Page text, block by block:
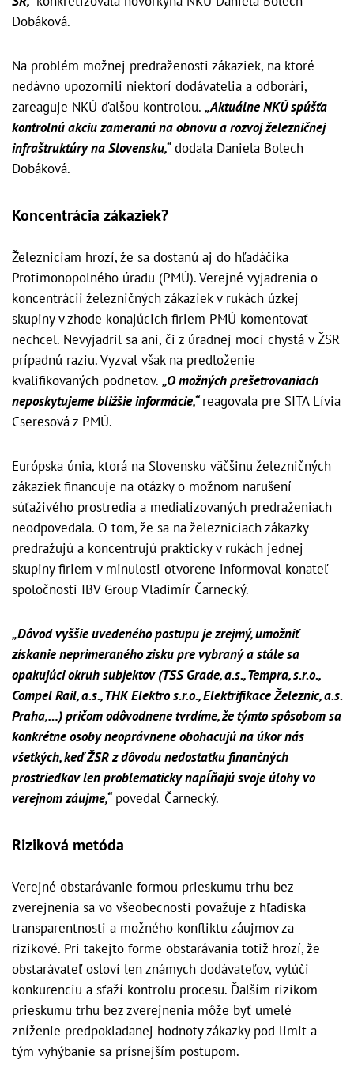
Dobáková.
Na problém možnej predraženosti zákaziek, na ktoré
nedávno upozornili niektorí dodávatelia a odborári,
zareaguje NKÚ ďalšou kontrolou. „Aktuálne NKÚ spúšťa
kontrolnú akciu zameranú na obnovu a rozvoj železničnej
infraštruktúry na Slovensku,“dodala Daniela Bolech
Dobáková.
Koncentrácia zákaziek?
Železniciam hrozí, že sa dostanú aj do hľadáčika
Protimonopolného úradu (PMÚ). Verejné vyjadrenia o
koncentrácii železničných zákaziek v rukách úzkej
skupiny v zhode konajúcich firiem PMÚ komentovať
nechcel. Nevyjadril sa ani, či z úradnej moci chystá v ŽSR
prípadnú raziu. Vyzval však na predloženie
kvalifikovaných podnetov. „O možných prešetrovaniach
neposkytujeme bližšie informácie,“ reagovala pre SITA Lívia
Cseresová z PMÚ.
Európska únia, ktorá na Slovensku väčšinu železničných
zákaziek financuje na otázky o možnom narušení
súťaživého prostredia a medializovaných predraženiach
neodpovedala. O tom, že sa na železniciach zákazky
predražujú a koncentrujú prakticky v rukách jednej
skupiny firiem v minulosti otvorene informoval konateľ
spoločnosti IBV Group Vladimír Čarnecký.
„Dôvod vyššie uvedeného postupu je zrejmý, umožniť
získanie neprimeraného zisku pre vybraný a stále sa
opakujúci okruh subjektov (TSS Grade, a.s., Tempra, s.r.o.,
Compel Rail, a.s., THK Elektro s.r.o., Elektrifikace Železnic, a.s.
Praha,…) pričom odôvodnene tvrdíme, že týmto spôsobom sa
konkrétne osoby neoprávnene obohacujú na úkor nás
všetkých, keď ŽSR z dôvodu nedostatku finančných
prostriedkov len problematicky napĺňajú svoje úlohy vo
verejnom záujme,“povedal Čarnecký.
Riziková metóda
Verejné obstarávanie formou prieskumu trhu bez
zverejnenia sa vo všeobecnosti považuje z hľadiska
transparentnosti a možného konfliktu záujmov za
rizikové. Pri takejto forme obstarávania totiž hrozí, že
obstarávateľ osloví len známych dodávateľov, vylúči
konkurenciu a sťaží kontrolu procesu. Ďalším rizikom
prieskumu trhu bez zverejnenia môže byť umelé
zníženie predpokladanej hodnoty zákazky pod limit a
tým vyhýbanie sa prísnejším postupom.